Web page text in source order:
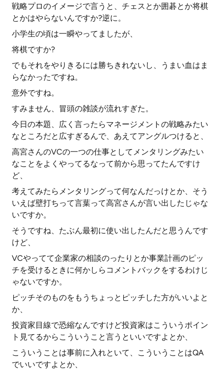
戦略プロのイメージで言うと、チェスとか囲碁とか将棋
とかはやらないんですか?逆に。
小学生の頃は一瞬やってましたが、
将棋ですか?
でもそれをやりきるには勝ちきれないし、うまい血はま
らなかったですね。
意外ですね。
すみません、冒頭の雑談が流れすぎた。
今日の本題、広く言ったらマネージメントの戦略みたい
なところだと広すぎるんで、あえてアングルつけると、
高宮さんのVCの一つの仕事としてメンタリングみたい
なことをよくやってるなって前から思ってたんですけ
ど、
考えてみたらメンタリングって何なんだっけとか、そう
いえば壁打ちって言葉って高宮さんが言い出したじゃな
いですか。
そうですね、たぶん最初に使い出したんだと思うんです
けど、
VCやってて企業家の相談のったりとか事業計画のピッ
チを受けるときに何かしらコメントバックをするわけじ
ゃないですか。
ピッチそのものをもうちょっとピッチした方がいいよと
か、
投資家目線で恐縮なんですけど投資家はこういうポイン
ト見てるからこういうこと言うといいですよとか、
こういうことは事前に入れといて、こういうことはQA
でいいですよとか、